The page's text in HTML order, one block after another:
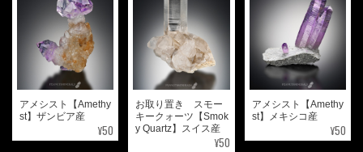
アメシスト【Amethy
st】ザンビア産
¥50
お取り置き スモー
キークォーツ【Smok
y Quartz】スイス産
¥50
アメシスト【Amethy
st】メキシコ産
¥50